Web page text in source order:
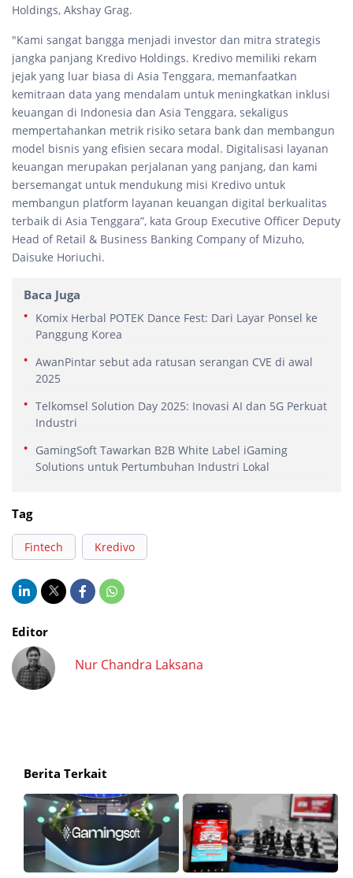
Holdings, Akshay Grag.
"Kami sangat bangga menjadi investor dan mitra strategis
jangka panjang Kredivo Holdings. Kredivo memiliki rekam
jejak yang luar biasa di Asia Tenggara, memanfaatkan
kemitraan data yang mendalam untuk meningkatkan inklusi
keuangan di Indonesia dan Asia Tenggara, sekaligus
mempertahankan metrik risiko setara bank dan membangun
model bisnis yang efisien secara modal. Digitalisasi layanan
keuangan merupakan perjalanan yang panjang, dan kami
bersemangat untuk mendukung misi Kredivo untuk
membangun platform layanan keuangan digital berkualitas
terbaik di Asia Tenggara”, kata Group Executive Officer Deputy
Head of Retail & Business Banking Company of Mizuho,
Daisuke Horiuchi.
Baca Juga
Komix Herbal POTEK Dance Fest: Dari Layar Ponsel ke
Panggung Korea
AwanPintar sebut ada ratusan serangan CVE di awal
2025
Telkomsel Solution Day 2025: Inovasi AI dan 5G Perkuat
Industri
GamingSoft Tawarkan B2B White Label iGaming
Solutions untuk Pertumbuhan Industri Lokal
Tag
Fintech Kredivo
Editor
Nur Chandra Laksana
Berita Terkait